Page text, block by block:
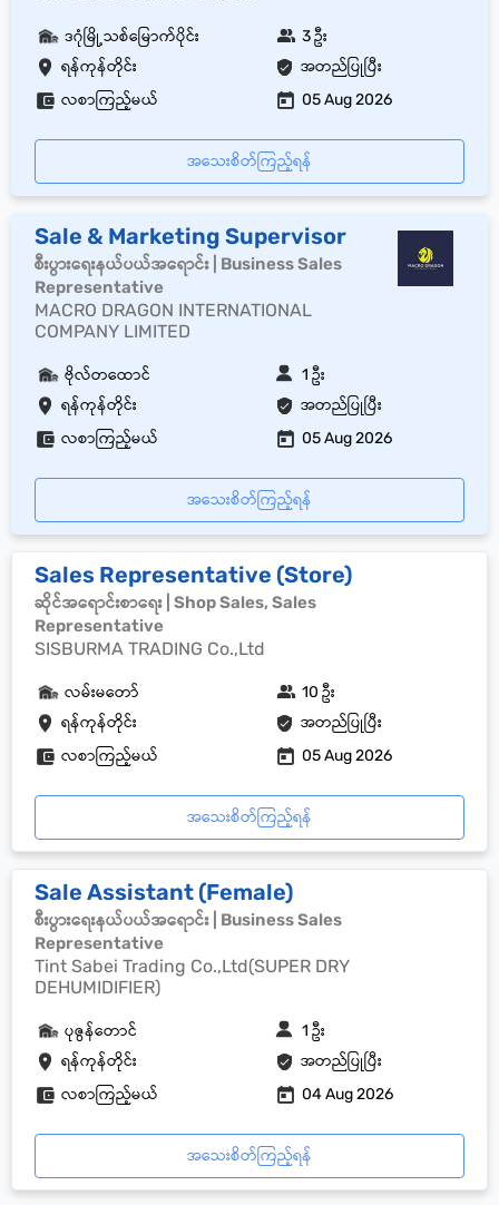
ရန်ကုန်တိုင်း အတည်ပြုပြီး
ဒဂုံမြို့သစ်မြောက်ပိုင်း 3 ဦး
လစာကြည့်မယ် 05 Aug 2026
အသေးစိတ်ကြည့်ရန်
Sale & Marketing Supervisor
စီးပွားရေးနယ်ပယ်အရောင်း | Business Sales
Representative
MACRO DRAGON INTERNATIONAL
COMPANY LIMITED
ရန်ကုန်တိုင်း အတည်ပြုပြီး
ဗိုလ်တထောင် 1 ဦး
လစာကြည့်မယ် 05 Aug 2026
အသေးစိတ်ကြည့်ရန်
Sales Representative (Store)
ဆိုင်အရောင်းစာရေး | Shop Sales, Sales
Representative
SISBURMA TRADING Co.,Ltd
ရန်ကုန်တိုင်း အတည်ပြုပြီး
လမ်းမတော် 10 ဦး
လစာကြည့်မယ် 05 Aug 2026
အသေးစိတ်ကြည့်ရန်
Sale Assistant (Female)
စီးပွားရေးနယ်ပယ်အရောင်း | Business Sales
Representative
Tint Sabei Trading Co.,Ltd(SUPER DRY
DEHUMIDIFIER)
ရန်ကုန်တိုင်း အတည်ပြုပြီး
ပုဇွန်တောင် 1 ဦး
လစာကြည့်မယ် 04 Aug 2026
အသေးစိတ်ကြည့်ရန်